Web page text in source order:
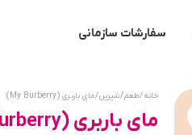
سفارشات سازمانی
خانه/طعم/شیرین/ مای باربری (My Burberry)
مای باربری (My Burberry)